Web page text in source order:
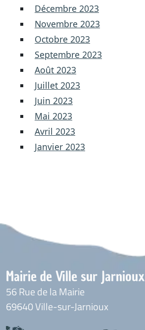
Décembre 2023
Novembre 2023
Octobre 2023
Septembre 2023
Août 2023
Juillet 2023
Juin 2023
Mai 2023
Avril 2023
Janvier 2023
Mairie de Ville sur Jarnioux
56 Rue de la Mairie
69640 Ville-sur-Jarnioux